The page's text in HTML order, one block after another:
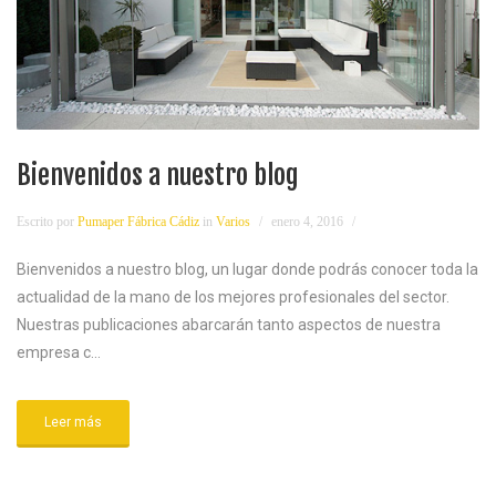
Bienvenidos a nuestro blog
Escrito por Pumaper Fábrica Cádiz in Varios enero 4, 2016
Bienvenidos a nuestro blog, un lugar donde podrás conocer toda la
actualidad de la mano de los mejores profesionales del sector.
Nuestras publicaciones abarcarán tanto aspectos de nuestra
empresa c...
Leer más